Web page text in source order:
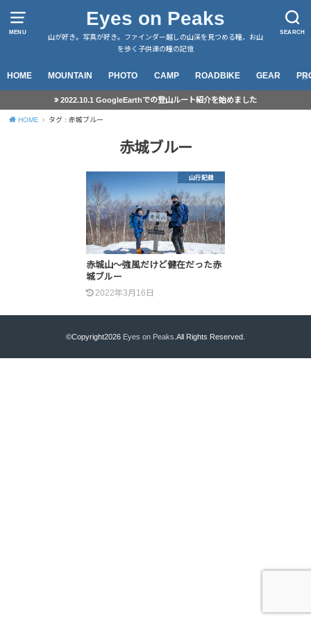
MENU SEARCH
Eyes on Peaks
山が好き。写真が好き。ファインダー越しの山渓を見つめる瞳、お山
を歩く子供達の瞳の記憶
HOME MOUNTAIN PHOTO CAMP ROADBIKE GEAR
2022.10.1 GoogleEarthでの登山ルート紹介を始めました
HOME タグ : 赤城ブルー
赤城ブルー
山行記録
赤城山～強風だけど健在だった赤
城ブルー
2022年3月16日
©Copyright2026 Eyes on Peaks .All Rights Reserved.